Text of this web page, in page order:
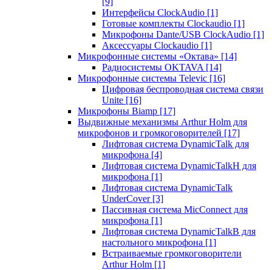
Интерфейсы ClockAudio [1]
Готовые комплекты Clockaudio [1]
Микрофоны Dante/USB ClockAudio [1]
Аксессуары Clockaudio [1]
Микрофонные системы «Октава» [14]
Радиосистемы OKTAVA [14]
Микрофонные системы Televic [16]
Цифровая беспроводная система связи
Unite [16]
Микрофоны Biamp [17]
Выдвижные механизмы Arthur Holm для
микрофонов и громкоговорителей [17]
Лифтовая система DynamicTalk для
микрофона [4]
Лифтовая система DynamicTalkH для
микрофона [1]
Лифтовая система DynamicTalk
UnderCover [3]
Пассивная система MicConnect для
микрофона [1]
Лифтовая система DynamicTalkB для
настольного микрофона [1]
Встраиваемые громкоговорители
Arthur Holm [1]